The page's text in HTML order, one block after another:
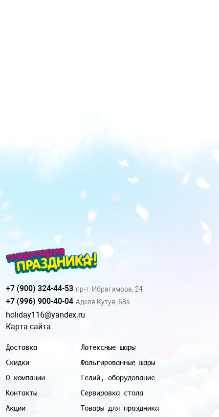
Доставка
Скидки
О компании
Контакты
Акции
Латексные шары
Фольгированные шары
Гелий, оборудование
Сервировка стола
Товары для праздника
+7 (900) 324-44-53 пр-т. Ибрагимова, 24
+7 (996) 900-40-04 Аделя Кутуя, 68а
holiday116@yandex.ru
Карта сайта